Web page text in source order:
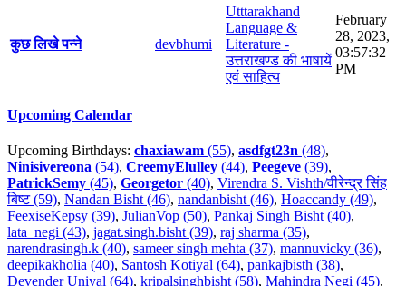
कुछ लिखे पन्ने devbhumi
Utttarakhand
Language &
Literature -
उत्तराखण्ड की भाषायें
एवं साहित्य
February
28, 2023,
03:57:32
PM
Upcoming Calendar
Upcoming Birthdays: chaxiawam (55), asdfgt23n (48),
Ninisivereona (54), CreemyElulley (44), Peegeve (39),
PatrickSemy (45), Georgetor (40), Virendra S. Vishth/वीरेन्द्र सिंह
बिष्ट (59), Nandan Bisht (46), nandanbisht (46), Hoaccandy (49),
FeexiseKepsy (39), JulianVop (50), Pankaj Singh Bisht (40),
lata_negi (43), jagat.singh.bisht (39), raj sharma (35),
narendrasingh.k (40), sameer singh mehta (37), mannuvicky (36),
deepikakholia (40), Santosh Kotiyal (64), pankajbisth (38),
Devender Uniyal (64), kripalsinghbisht (58), Mahindra Negi (45),